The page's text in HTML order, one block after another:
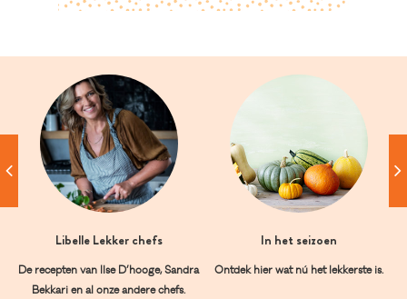
Libelle Lekker chefs
De recepten van Ilse D’hooge, Sandra
Bekkari en al onze andere chefs.
In het seizoen
Ontdek hier wat nú het lekkerste is.